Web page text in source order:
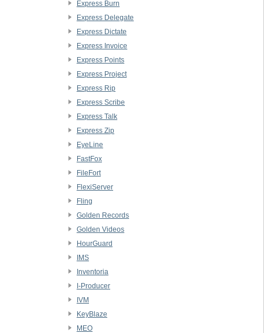
Express Burn
Express Delegate
Express Dictate
Express Invoice
Express Points
Express Project
Express Rip
Express Scribe
Express Talk
Express Zip
EyeLine
FastFox
FileFort
FlexiServer
Fling
Golden Records
Golden Videos
HourGuard
IMS
Inventoria
I-Producer
IVM
KeyBlaze
MEO